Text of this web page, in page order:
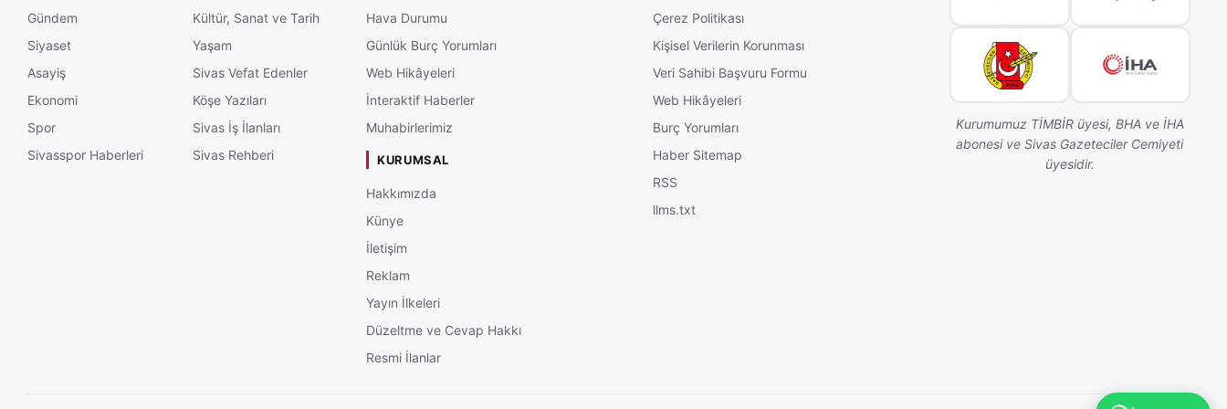
Gündem
Siyaset
Asayiş
Ekonomi
Spor
Sivasspor Haberleri
Kültür, Sanat ve Tarih
Yaşam
Sivas Vefat Edenler
Köşe Yazıları
Sivas İş İlanları
Sivas Rehberi
Hava Durumu
Günlük Burç Yorumları
Web Hikâyeleri
İnteraktif Haberler
Muhabirlerimiz
KURUMSAL
Hakkımızda
Künye
İletişim
Reklam
Yayın İlkeleri
Düzeltme ve Cevap Hakkı
Resmi İlanlar
Çerez Politikası
Kişisel Verilerin Korunması
Veri Sahibi Başvuru Formu
Web Hikâyeleri
Burç Yorumları
Haber Sitemap
RSS
llms.txt
Kurumumuz TİMBİR üyesi, BHA ve İHA
abonesi ve Sivas Gazeteciler Cemiyeti
üyesidir.